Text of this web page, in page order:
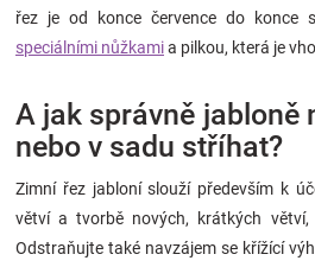
Hračkářství
řez je od konce července do konce
speciálními nůžkamia pilkou, která je
A jak správně jabloně
nebo v sadu stříhat?
Zimní řez jabloní slouží především k
větví a tvorbě nových, krátkých
Odstraňujte také navzájem se křížící